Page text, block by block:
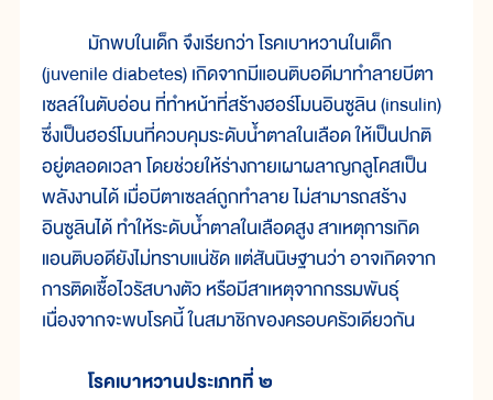
มักพบในเด็ก จึงเรียกว่า โรคเบาหวานในเด็ก
(juvenile diabetes) เกิดจากมีแอนติบอดีมาทำลายบีตา
เซลล์ในตับอ่อน ที่ทำหน้าที่สร้างฮอร์โมนอินซูลิน (insulin)
ซึ่งเป็นฮอร์โมนที่ควบคุมระดับน้ำตาลในเลือด ให้เป็นปกติ
อยู่ตลอดเวลา โดยช่วยให้ร่างกายเผาผลาญกลูโคสเป็น
พลังงานได้ เมื่อบีตาเซลล์ถูกทำลาย ไม่สามารถสร้าง
อินซูลินได้ ทำให้ระดับน้ำตาลในเลือดสูง สาเหตุการเกิด
แอนติบอดียังไม่ทราบแน่ชัด แต่สันนิษฐานว่า อาจเกิดจาก
การติดเชื้อไวรัสบางตัว หรือมีสาเหตุจากกรรมพันธุ์
เนื่องจากจะพบโรคนี้ ในสมาชิกของครอบครัวเดียวกัน
โรคเบาหวานประเภทที่ ๒